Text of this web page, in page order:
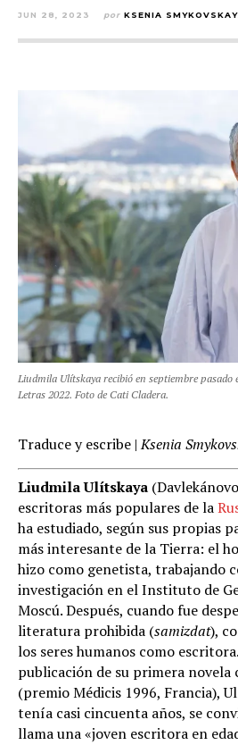
JUN 28, 2023 por KSENIA
Liudmila Ulítskaya recibió en septiembre pasado
Letras 2022. Foto de Cati Cladera.
Traduce y escribe |Ksenia
Liudmila Ulítskaya
escritoras más populares de la
ha estudiado, según sus propias
más interesante de la Tierra: el
hizo como genetista, trabajando
investigación en el Instituto de
Moscú. Después, cuando fue
literatura prohibida (samizdat),
los seres humanos como
publicación de su primera novela
(premio Médicis 1996, Francia),
tenía casi cincuenta años, se
llama una «joven escritora en